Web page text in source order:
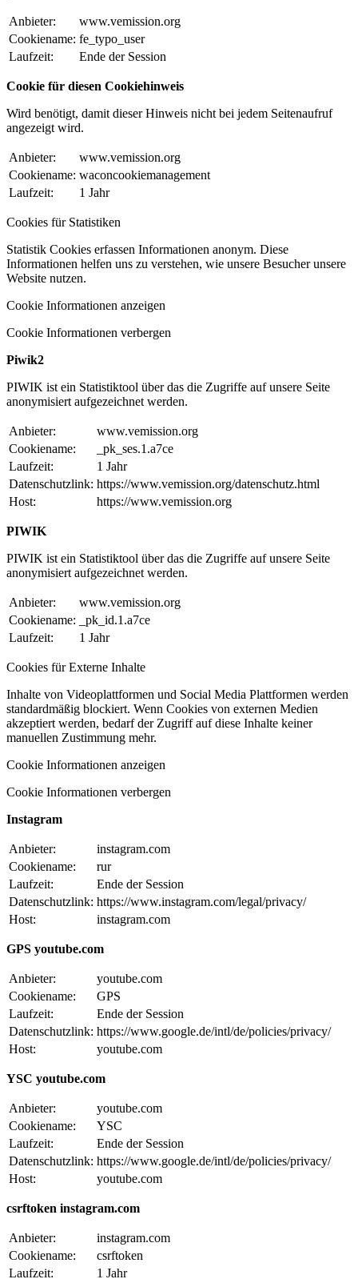
Anbieter:
www.vemission.org
Cookiename: fe_typo_user
Laufzeit:
Ende der Session
Cookie für diesen Cookiehinweis
Wird benötigt, damit dieser Hinweis nicht bei jedem Seitenaufruf
angezeigt wird.
Anbieter:
www.vemission.org
Cookiename: waconcookiemanagement
Laufzeit:
1 Jahr
Cookies für Statistiken
Statistik Cookies erfassen Informationen anonym. Diese
Informationen helfen uns zu verstehen, wie unsere Besucher unsere
Website nutzen.
Cookie Informationen anzeigen
Cookie Informationen verbergen
Piwik2
PIWIK ist ein Statistiktool über das die Zugriffe auf unsere Seite
anonymisiert aufgezeichnet werden.
Anbieter:
www.vemission.org
Cookiename:
_pk_ses.1.a7ce
Laufzeit:
1 Jahr
Datenschutzlink: https://www.vemission.org/datenschutz.html
Host:
https://www.vemission.org
PIWIK
PIWIK ist ein Statistiktool über das die Zugriffe auf unsere Seite
anonymisiert aufgezeichnet werden.
Anbieter:
www.vemission.org
Cookiename:
_pk_id.1.a7ce
Laufzeit:
1 Jahr
Cookies für Externe Inhalte
Inhalte von Videoplattformen und Social Media Plattformen werden
standardmäßig blockiert. Wenn Cookies von externen Medien
akzeptiert werden, bedarf der Zugriff auf diese Inhalte keiner
manuellen Zustimmung mehr.
Cookie Informationen anzeigen
Cookie Informationen verbergen
Instagram
Anbieter:
instagram.com
Cookiename:
rur
Laufzeit:
Ende der Session
Datenschutzlink: https://www.instagram.com/legal/privacy/
Host:
instagram.com
GPS youtube.com
Anbieter:
youtube.com
Cookiename:
GPS
Laufzeit:
Ende der Session
Datenschutzlink: https://www.google.de/intl/de/policies/privacy/
Host:
youtube.com
YSC youtube.com
Anbieter:
youtube.com
Cookiename:
YSC
Laufzeit:
Ende der Session
Datenschutzlink: https://www.google.de/intl/de/policies/privacy/
Host:
youtube.com
csrftoken instagram.com
Anbieter:
instagram.com
Cookiename:
csrftoken
Laufzeit:
1 Jahr